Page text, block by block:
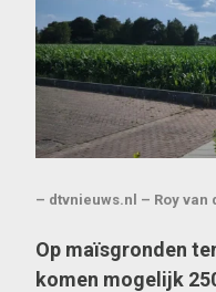
– dtvnieuws.nl – Roy van
Op maïsgronden
komen mogelijk